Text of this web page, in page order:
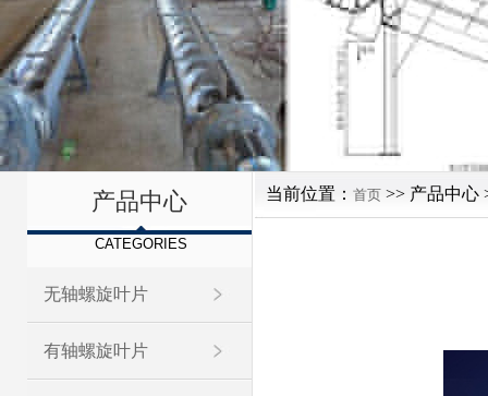
产品中心
CATEGORIES
无轴螺旋叶片
有轴螺旋叶片
当前位置： 首页 >> 产品中心